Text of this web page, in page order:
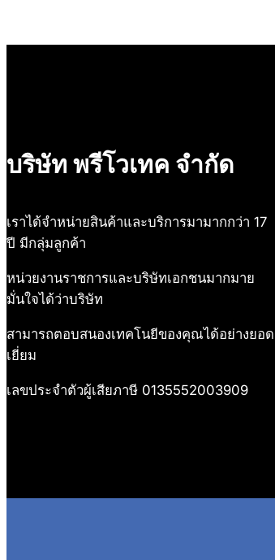
บริษัท พรีโวเทค จำกัด
เราได้จำหน่ายสินค้าและบริการมามากกว่า 17
ปี มีกลุ่มลูกค้า
หน่วยงานราชการและบริษัทเอกชนมากมาย
มั่นใจได้ว่าบริษัท
สามารถตอบสนองเทคโนยีของคุณได้อย่างยอด
เยี่ยม
เลขประจำตัวผู้เสียภาษี 0135552003909